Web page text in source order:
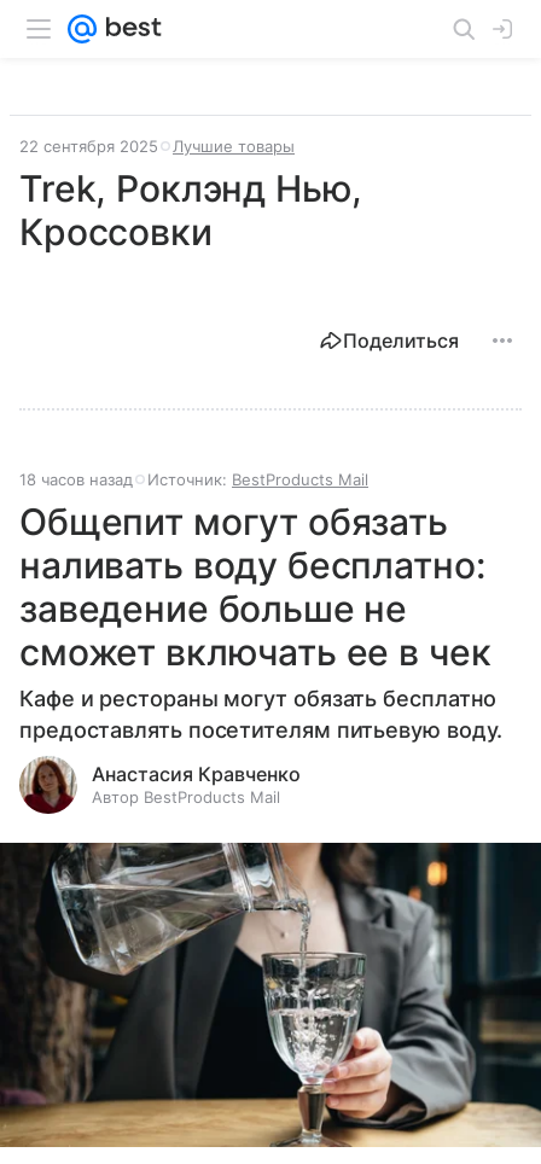
22 сентября 2025 Лучшие товары
Trek, Роклэнд Нью,
Кроссовки
Поделиться
18 часов назад Источник: BestProducts Mail
Общепит могут обязать
наливать воду бесплатно:
заведение больше не
сможет включать ее в чек
Кафе и рестораны могут обязать бесплатно
предоставлять посетителям питьевую воду.
Анастасия Кравченко
Автор BestProducts Mail